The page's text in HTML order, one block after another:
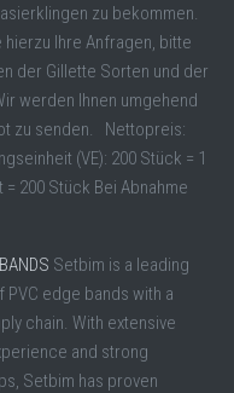
zu bekommen.
hierzu Ihre Anfragen, bitte
der Gillette Sorten und der
werden Ihnen umgehend
zu senden. Nettopreis:
(VE): 200 Stück = 1
200 Stück Bei Abnahme
Setbim is a leading
PVC edge bands with a
chain. With extensive
and strong
Setbim has proven